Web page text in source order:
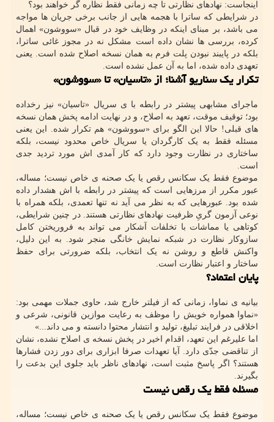
اینجاست: نهادهای نظارتی تا چه زمانی فقط نظاره گر خواهند بود؟
در شرایطی که ساترا با هجمه هایی از جانب برخی جریان ها مواجه
می باشد، بر مبنای اینکه در وظایف خود در قبال «سووشون» اهمال
کرده، بررسی ها نشان داده است مشکل نه در مجوز غائی ساترا،
بلکه در پایبند نبودن پلت فرم به همان نسخه اصلاح شده است. یعنی
تعهدی داده شده، اما به آن عمل نشده است.
تکرار یک سناریو آشنا؛ از «تاسیان» تا «سووشون»
ماجرای مشابهی پیشتر در رابطه با ی سریال «تاسیان» نیز رخداده
بود؛ توقیف موقت، تعهد به اصلاح، و در نهایت ادامه پخش همان نسخه
های قبلی! حالا این الگو برای «سووشون» هم تکرار شده. این یعنی
مسئله فقط به یک کارگردان یا سریال خاص محدود نیست، بلکه
ساختاری در نظارت وجود دارد که کار آمدی اش مورد تردید جدی
است.
موضوع فقط یک سکانس رقص یا یک صحنه ی خاص نیست؛ مساله،
عبور مکرر از مرزهایی است که پیشتر در رابطه با اش هشدار داده
شده بود. عبورهایی که به نظر می آید نه تنها تعمدی، بلکه همراه با
نوعی آزمون گریِ ظرفیت نهادهای نظارتی هستند. در چنین شرایطی،
کوتاهی یا مماشات با تخلفات آشکار می تواند به فروریختن کامل
سازوکار نظارت در شبکه نمایش خانگی منجر شود. به این دلیل،
واکنش قاطع و روشن نه یک انتخاب، بلکه ضرورتی برای حفظ
ساختار و اعتبار نظارت است.
پایان اعتماد؟
بیانیه ی نماوا، زمانی که از فیلتر خارج شد، حاوی جملات مهمی بود:
«نماوا همواره خویش را موظف به رعایت موازین قانونی، شرعی و
اخلاقی در فرایند تبلیغ، تولید و انتشار محتوا دانسته و می داند...»
اما علیرغم این تعهد، اقدام اخیر در پخش نسخه ی اصلاح نشده، نشان
از تناقضی جدّی دارد. آیا تعهدات صرفا ابزاری برای دور زدن فشارها
هستند؟ اگر پاسخ مثبت است، نهادهای ناظر باید جلوی این بدعت را
بگیرند.
مسئله فقط یک رقص نیست
موضوع فقط یک سکانس رقص یا یک صحنه ی خاص نیست؛ مساله،